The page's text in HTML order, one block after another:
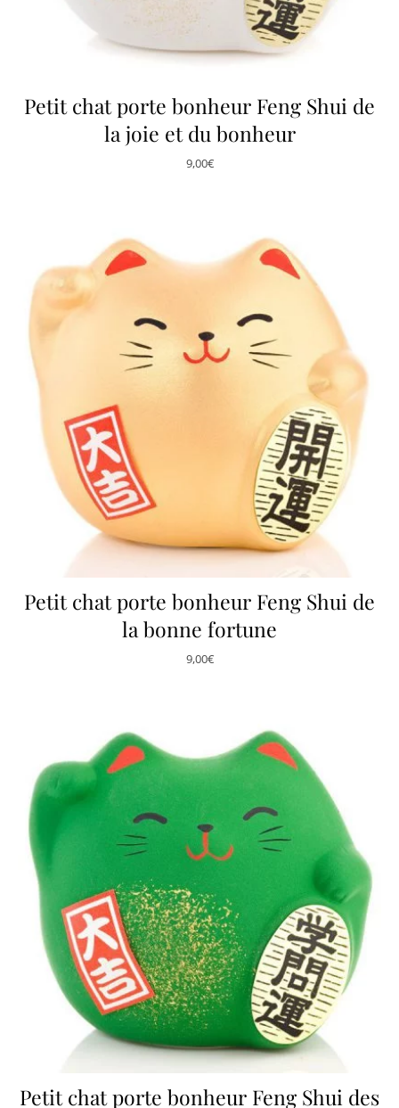
Petit chat porte bonheur Feng Shui de
la joie et du bonheur
9,00€
Petit chat porte bonheur Feng Shui de
la bonne fortune
9,00€
Petit chat porte bonheur Feng Shui des